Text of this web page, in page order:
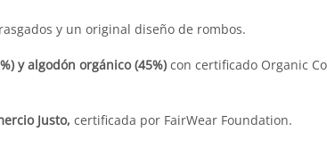
y un original diseño de rombos.
y algodón orgánico (45%) con certificado Organic
Justo, certificada por FairWear Foundation.